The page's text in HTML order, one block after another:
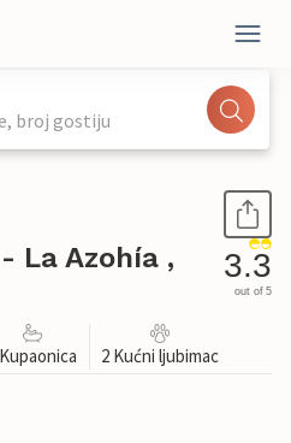
broj gostiju
La Azohía ,
3.3
out of 5
2 Kućni ljubimac